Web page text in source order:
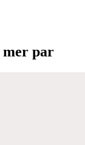
mer par